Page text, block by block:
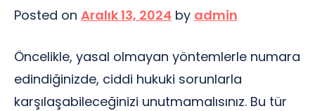
Posted on Aralık 13, 2024 by admin
Öncelikle, yasal olmayan yöntemlerle numara
edindiğinizde, ciddi hukuki sorunlarla
karşılaşabileceğinizi unutmamalısınız. Bu tür